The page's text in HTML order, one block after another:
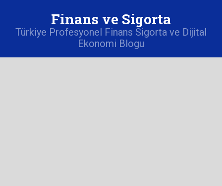
Finans ve Sigorta
Türkiye Profesyonel Finans Sigorta ve Dijital
Ekonomi Blogu